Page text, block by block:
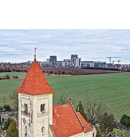
se 03. 08. 2026
Nová výstavba v jihozápadním
vstupovat z pozice ÚMČ Praha
výstavby např. v lokalitě
umožňuje nově schválený